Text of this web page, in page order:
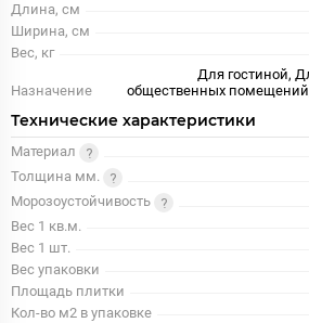
Длина, см
Ширина, см
Вес, кг
Назначение
Для гостиной,
общественных
Технические характеристики
Материал
Толщина мм.
Морозоустойчивость
Вес 1 кв.м.
Вес 1 шт.
Вес упаковки
Площадь плитки
Кол-во м2 в упаковке